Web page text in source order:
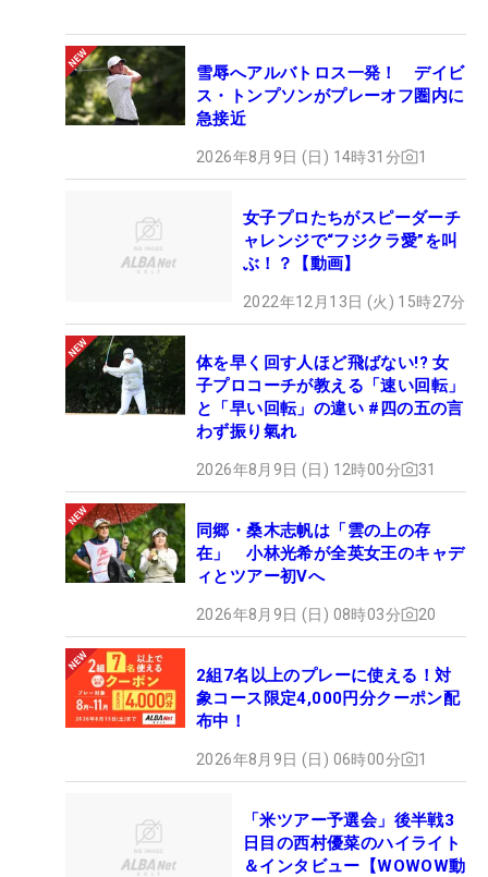
雪辱へアルバトロス一発！ デイビ
ス・トンプソンがプレーオフ圏内に
急接近
2026年8月9日 (日) 14時31分 1
女子プロたちがスピーダーチ
ャレンジで“フジクラ愛”を叫
ぶ！？【動画】
2022年12月13日 (火) 15時27分
体を早く回す人ほど飛ばない!? 女
子プロコーチが教える「速い回転」
と「早い回転」の違い #四の五の言
わず振り氣れ
2026年8月9日 (日) 12時00分 31
同郷・桑木志帆は「雲の上の存
在」 小林光希が全英女王のキャデ
ィとツアー初Vへ
2026年8月9日 (日) 08時03分 20
2組7名以上のプレーに使える！対
象コース限定4,000円分クーポン配
布中！
2026年8月9日 (日) 06時00分 1
「米ツアー予選会」後半戦3
日目の西村優菜のハイライト
＆インタビュー【WOWOW動